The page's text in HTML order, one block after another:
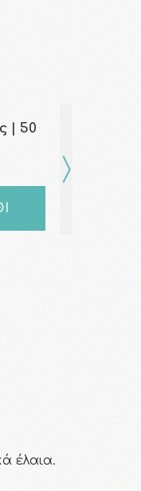
| 50
έλαια.